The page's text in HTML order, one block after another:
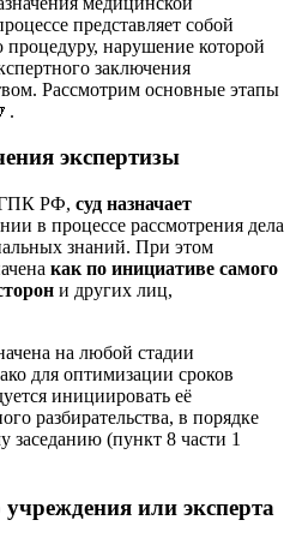
представляет собой
процедуру, нарушение которой
заключения
Рассмотрим основные этапы
экспертизы
ГПК РФ, суд назначает
в процессе рассмотрения дела
знаний. При этом
как по инициативе самого
и других лиц,
на любой стадии
для оптимизации сроков
инициировать её
разбирательства, в порядке
заседанию (пункт 8 части 1
или эксперта